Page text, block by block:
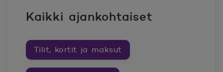
Kaikki ajankohtaiset
Tilit, kortit ja maksut